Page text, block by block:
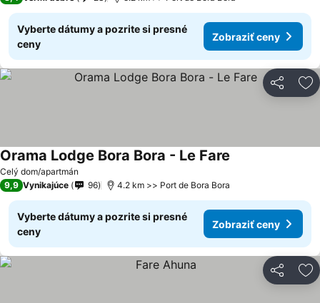
Vyberte dátumy a pozrite si presné
ceny
Zobraziť ceny
Zdieľať
Celý dom/apartmán
Orama Lodge Bora Bora - Le Fare
9,9 Vynikajúce 96 4.2 km >> Port de Bora Bora
Vyberte dátumy a pozrite si presné
ceny
Zobraziť ceny
Zdieľať